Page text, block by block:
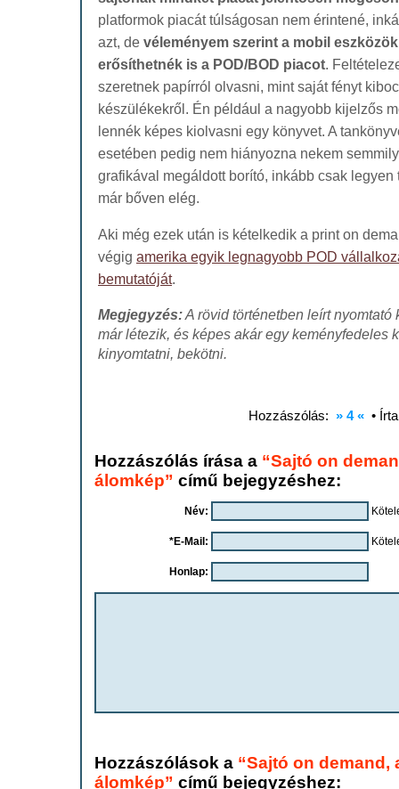
platformok piacát túlságosan nem érintené,
azt, de véleményem szerint a mobil
erősíthetnék is a POD/BOD piacot.
szeretnek papírról olvasni, mint saját fényt
készülékekről. Én például a nagyobb kijelzős
lennék képes kiolvasni egy könyvet. A
esetében pedig nem hiányozna nekem
grafikával megáldott borító, inkább csak legyen
már bőven elég.
Aki még ezek után is kételkedik a print on
végig amerika egyik legnagyobb POD
bemutatóját.
Megjegyzés:A rövid történetben leírt
már létezik, és képes akár egy keményfedeles
kinyomtatni, bekötni.
Hozzászólás: » 4 « •
Hozzászólás írása a “Sajtó on
álomkép” című bejegyzéshez:
Név:
*E-Mail:
Honlap:
Hozzászólások a “Sajtó on demand,
álomkép” című bejegyzéshez: